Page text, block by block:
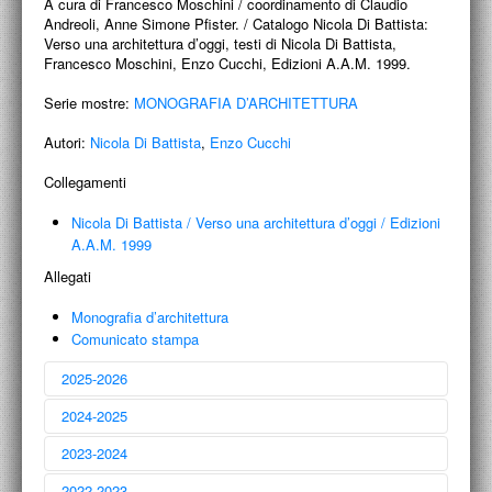
PROGETTI CULTURALI
PROGETTO T.E.S.I.
Andreoli, Anne Simone Pfister. / Catalogo Nicola Di Battista:
Verso una architettura d’oggi, testi di Nicola Di Battista,
Francesco Moschini, Enzo Cucchi, Edizioni A.A.M. 1999.
Serie mostre: MONOGRAFIA D’ARCHITETTURA
Autori: Nicola Di Battista, Enzo Cucchi
Collegamenti
Nicola Di Battista / Verso una architettura d’oggi / Edizioni
A.A.M. 1999
Allegati
Monografia d’architettura
Comunicato stampa
2025-2026
2024-2025
2023-2024